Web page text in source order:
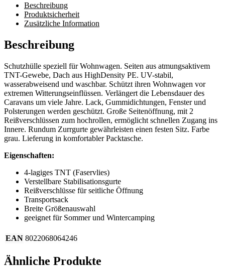
Beschreibung
Produktsicherheit
Zusätzliche Information
Beschreibung
Schutzhülle speziell für Wohnwagen. Seiten aus atmungsaktivem
TNT-Gewebe, Dach aus HighDensity PE. UV-stabil,
wasserabweisend und waschbar. Schützt ihren Wohnwagen vor
extremen Witterungseinflüssen. Verlängert die Lebensdauer des
Caravans um viele Jahre. Lack, Gummidichtungen, Fenster und
Polsterungen werden geschützt. Große Seitenöffnung, mit 2
Reißverschlüssen zum hochrollen, ermöglicht schnellen Zugang ins
Innere. Rundum Zurrgurte gewährleisten einen festen Sitz. Farbe
grau. Lieferung in komfortabler Packtasche.
Eigenschaften:
4-lagiges TNT (Faservlies)
Verstellbare Stabilisationsgurte
Reißverschlüsse für seitliche Öffnung
Transportsack
Breite Größenauswahl
geeignet für Sommer und Wintercamping
EAN 8022068064246
Ähnliche Produkte